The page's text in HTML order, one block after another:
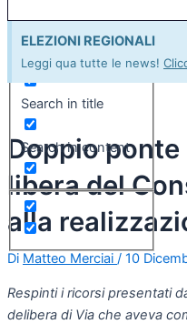
Exact matches only
Search in title
Search in content
ELEZIONI REGIONALI
Leggi qua tutte le news!
Doppio
libera del
alla
Di Matteo Merciai / 10
Respinti i ricorsi presentati
delibera di Via che aveva